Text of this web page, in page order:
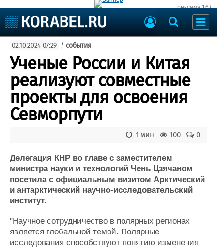
реклама 16+
Судоходство
Судоремонт
События
Порты
Рыболовство
Образование
Яхты и катера
Еще
Пульс
Новости
Компании
Репутация
Работа
Журнал
Реклама
Доска объявлений
Продажа флота
Оборудование
Изделия
02.10.2024 07:29 / события
Ученые России и Китая
реализуют совместные
проекты для освоения
Севморпути
0
100
1 мин
Делегация КНР во главе с заместителем
министра науки и технологий Чень Цзячаном
посетила с официальным визитом Арктический
и антарктический научно-исследовательский
институт.
"Научное сотрудничество в полярных регионах
является глобальной темой. Полярные
исследования способствуют понятию изменения